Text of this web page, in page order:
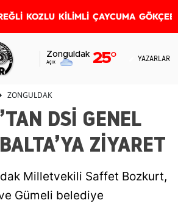
KOZLU KİLİMLİ ÇAYCUMA
Zonguldak
Açık 25° YAZARLAR
ZONGULDAK
DSİ GENEL
ZİYARET
Milletvekili Saffet Bozkurt,
Gümeli belediye